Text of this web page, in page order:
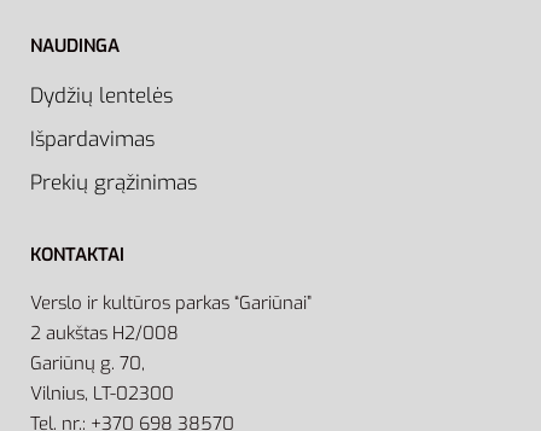
NAUDINGA
Dydžių lentelės
Išpardavimas
Prekių grąžinimas
KONTAKTAI
Verslo ir kultūros parkas “Gariūnai”
2 aukštas H2/008
Gariūnų g. 70,
Vilnius, LT-02300
Tel. nr.: +370 698 38570